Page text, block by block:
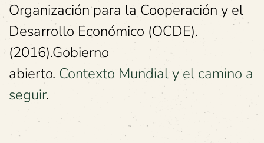
Organización para la Cooperación y el
Desarrollo Económico (OCDE).
(2016).Gobierno
abierto. Contexto Mundial y el camino a
seguir.